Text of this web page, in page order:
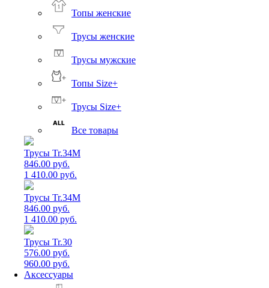
Топы женские
Трусы женские
Трусы мужские
Топы Size+
Трусы Size+
Все товары
Трусы Tr.34M
846.00 руб.
1 410.00 руб.
Трусы Tr.34M
846.00 руб.
1 410.00 руб.
Трусы Tr.30
576.00 руб.
960.00 руб.
Аксессуары